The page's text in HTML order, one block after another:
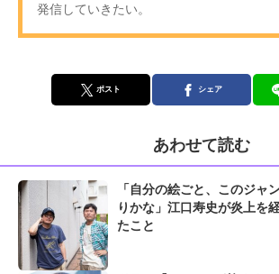
発信していきたい。
ポスト シェア
あわせて読む
「自分の絵ごと、このジャ
りかな」江口寿史が炎上を
たこと